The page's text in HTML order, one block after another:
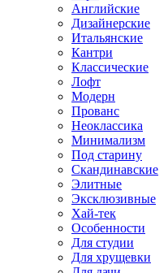
Английские
Дизайнерские
Итальянские
Кантри
Классические
Лофт
Модерн
Прованс
Неоклассика
Минимализм
Под старину
Скандинавские
Элитные
Эксклюзивные
Хай-тек
Особенности
Для студии
Для хрущевки